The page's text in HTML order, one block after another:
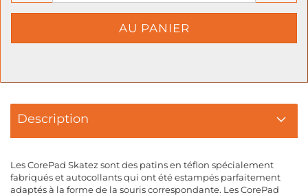
Description
Les CorePad Skatez sont des patins en téflon spécialement
fabriqués et autocollants qui ont été estampés parfaitement
adaptés à la forme de la souris correspondante. Les CorePad